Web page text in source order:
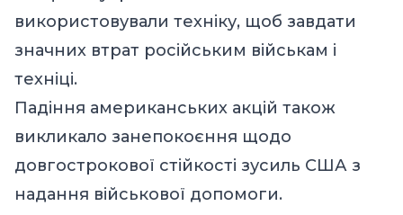
використовували техніку, щоб завдати
значних втрат російським військам і
техніці.
Падіння американських акцій також
викликало занепокоєння щодо
довгострокової стійкості зусиль США з
надання військової допомоги.